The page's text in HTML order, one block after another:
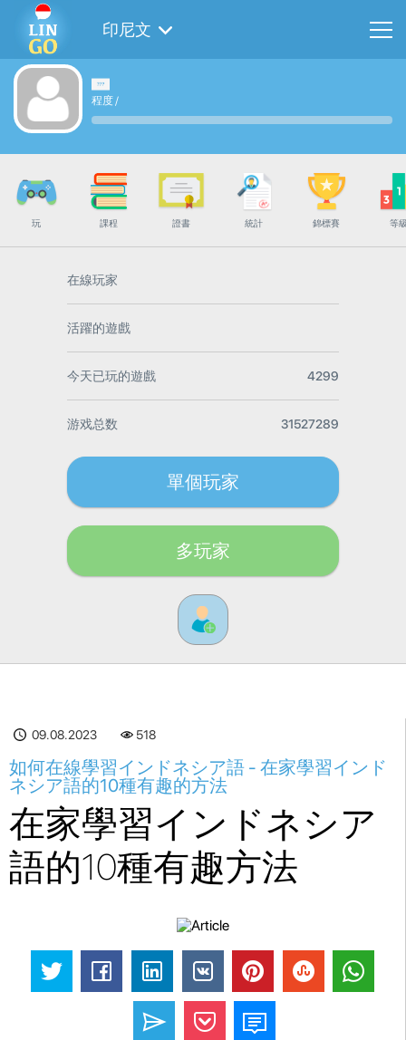
印尼文
程度/
玩 課程 證書 統計 錦標賽 等
在線玩家
活躍的遊戲
今天已玩的遊戲 4299
游戏总数 31527289
單個玩家
多玩家
09.08.2023 518
如何在線學習インドネシア語 - 在家學習インド
ネシア語的10種有趣的方法
在家學習インドネシア
語的10種有趣方法